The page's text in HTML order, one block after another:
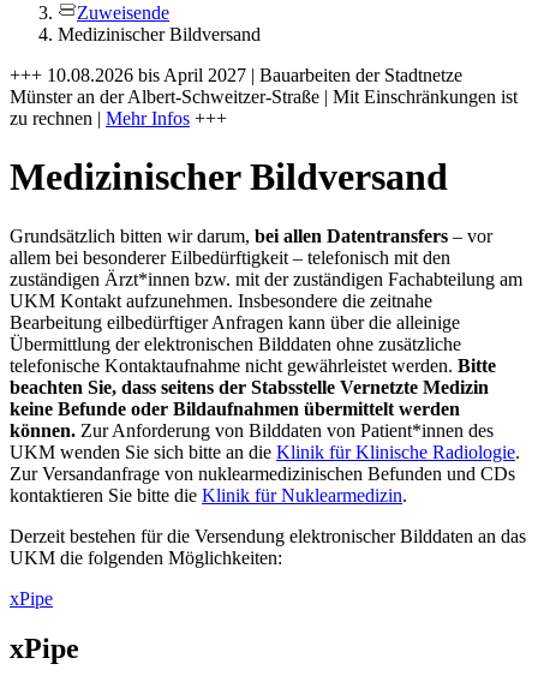
Zuweisende
Medizinischer Bildversand
+++ 10.08.2026 bis April 2027 | Bauarbeiten der Stadtnetze
Münster an der Albert-Schweitzer-Straße | Mit Einschränkungen ist
zu rechnen | Mehr Infos +++
Medizinischer Bildversand
Grundsätzlich bitten wir darum, bei allen Datentransfers – vor
allem bei besonderer Eilbedürftigkeit – telefonisch mit den
zuständigen Ärzt*innen bzw. mit der zuständigen Fachabteilung am
UKM Kontakt aufzunehmen. Insbesondere die zeitnahe
Bearbeitung eilbedürftiger Anfragen kann über die alleinige
Übermittlung der elektronischen Bilddaten ohne zusätzliche
telefonische Kontaktaufnahme nicht gewährleistet werden. Bitte
beachten Sie, dass seitens der Stabsstelle Vernetzte Medizin
keine Befunde oder Bildaufnahmen übermittelt werden
können. Zur Anforderung von Bilddaten von Patient*innen des
UKM wenden Sie sich bitte an die Klinik für Klinische Radiologie.
Zur Versandanfrage von nuklearmedizinischen Befunden und CDs
kontaktieren Sie bitte die Klinik für Nuklearmedizin.
Derzeit bestehen für die Versendung elektronischer Bilddaten an das
UKM die folgenden Möglichkeiten:
xPipe
xPipe